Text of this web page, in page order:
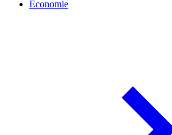
Économie